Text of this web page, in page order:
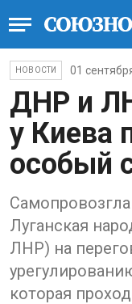
НОВОСТИ 01
ДНР и
у Киева
особый
Луганская
ЛНР) на
которая